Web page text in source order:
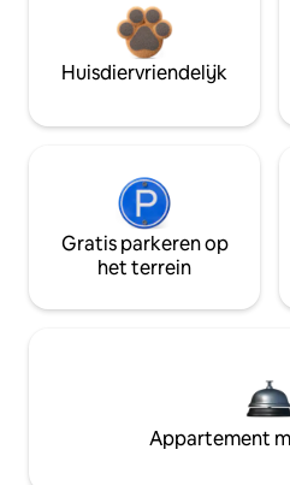
Huisdiervriendelijk
Gratis parkeren op
het terrein
Appartement